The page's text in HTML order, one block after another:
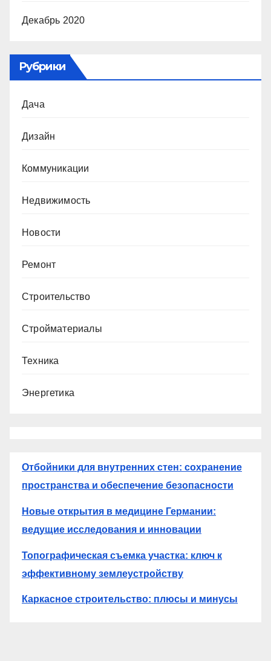
Декабрь 2020
Рубрики
Дача
Дизайн
Коммуникации
Недвижимость
Новости
Ремонт
Строительство
Стройматериалы
Техника
Энергетика
Отбойники для внутренних стен: сохранение
пространства и обеспечение безопасности
Новые открытия в медицине Германии:
ведущие исследования и инновации
Топографическая съемка участка: ключ к
эффективному землеустройству
Каркасное строительство: плюсы и минусы